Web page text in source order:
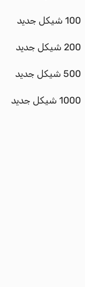
100 شيكل جديد
200 شيكل جديد
500 شيكل جديد
1000 شيكل جديد